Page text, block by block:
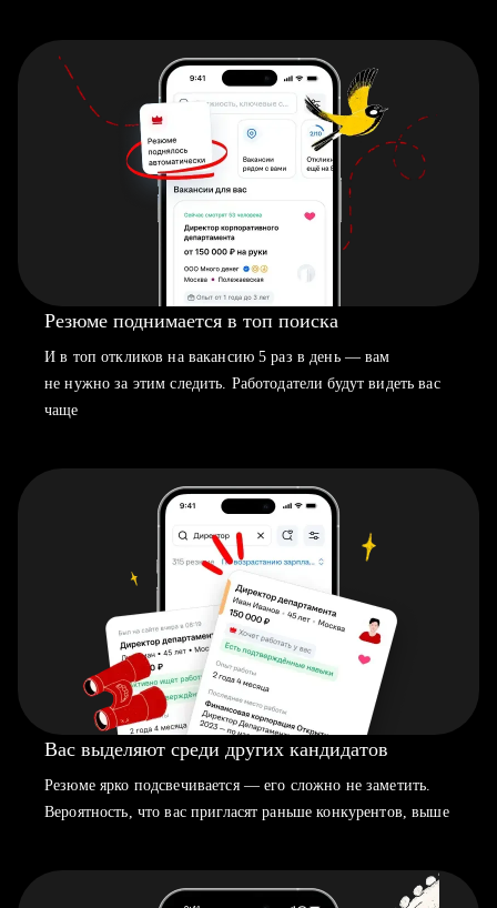
Резюме поднимается в топ поиска
И в топ откликов на вакансию 5 раз в день — вам
не нужно за этим следить. Работодатели будут видеть вас
чаще
Вас выделяют среди других кандидатов
Резюме ярко подсвечивается — его сложно не заметить.
Вероятность, что вас пригласят раньше конкурентов, выше